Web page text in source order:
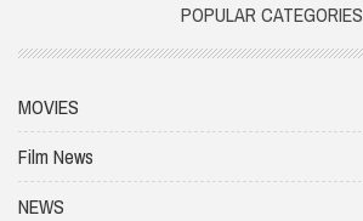
POPULAR CATEGORIES
MOVIES
Film News
NEWS